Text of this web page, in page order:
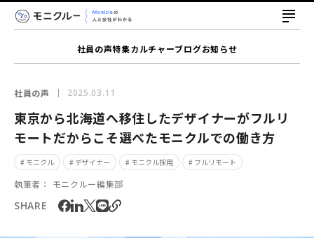
社員の声特集カルチャーブログお知らせ
社員の声 2025.03.11
東京から北海道へ移住したデザイナーがフルリ
モートだからこそ選べたモニクルでの働き方
# モニクル # デザイナー # モニクル採用 # フルリモート
執筆者： モニクルー編集部
SHARE